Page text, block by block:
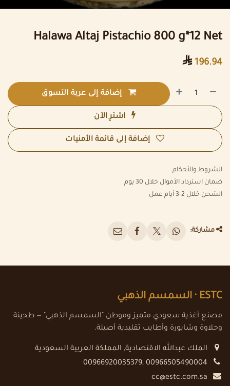
Halawa Altaj Pistachio 800 g*12 Net
196.94

إضافة إلى عربة التسوق
اشترِ الآن
إضافة إلى قائمة الأمنيات
الشروط والأحكام
ضمان استرداد الأموال خلال 30 يوم
الشحن خلال 2-3 أيام عمل
مشاركة:
ESTC · السمسم الذهبي
مصنع أغذية سعودي متميز وموطن "السمسم الذهبي" — طحينة
وحلاوة وشابورة وأطايب تقليدية أصيلة.
الملك عبدالله الاقتصادية, المملكة العربية السعودية
00966920035379, 00966505490004
cc@estc.com.sa